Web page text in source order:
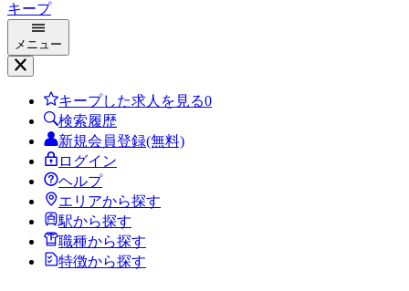
キープ
メニュー
キープした求人を見る0
検索履歴
新規会員登録(無料)
ログイン
ヘルプ
エリアから探す
駅から探す
職種から探す
特徴から探す